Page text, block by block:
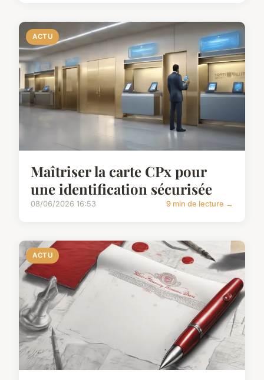
ACTU
Maîtriser la carte CPx pour
une identification sécurisée
08/06/2026 16:53 9 min de lecture →
ACTU